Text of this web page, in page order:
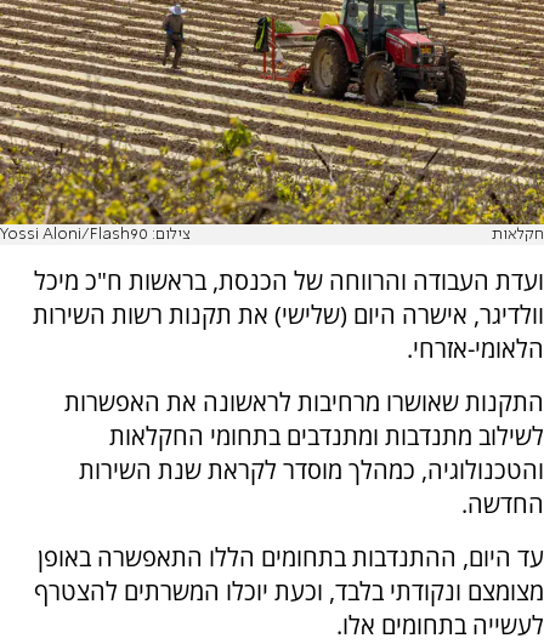
חקלאות צילום: Yossi Aloni/Flash90
ועדת העבודה והרווחה של הכנסת, בראשות ח"כ מיכל
וולדיגר, אישרה היום (שלישי) את תקנות רשות השירות
הלאומי-אזרחי.
התקנות שאושרו מרחיבות לראשונה את האפשרות
לשילוב מתנדבות ומתנדבים בתחומי החקלאות
והטכנולוגיה, כמהלך מוסדר לקראת שנת השירות
החדשה.
עד היום, ההתנדבות בתחומים הללו התאפשרה באופן
מצומצם ונקודתי בלבד, וכעת יוכלו המשרתים להצטרף
לעשייה בתחומים אלו.